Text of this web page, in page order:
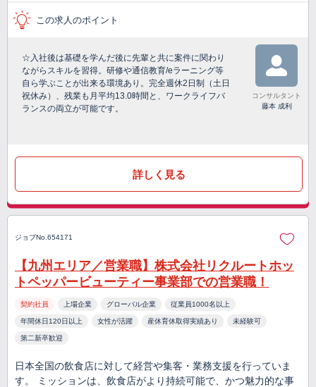
この求人のポイント
☆入社後は基礎を学んだ後に先輩と共に案件に関わり
ながらスキルを習得。研修や通信教育/eラーニング等
自ら学ぶことが出来る環境あり。完全週休2日制（土日
祝休み）、残業も月平均13.0時間と、ワークライフバ
ランスの両立が可能です。
コンサルタント
藤本 成利
詳しく見る
ジョブNo.654171
【九州エリア／営業職】株式会社リクルートホッ
トペッパービューティー事業部での営業職！
契約社員 上場企業 グローバル企業 従業員1000名以上
年間休日120日以上 女性が活躍 産休育休取得実績あり 未経験可
第二新卒歓迎
日本全国の飲食店に対して経営や集客・業務支援を行っていま
す。 ミッションは、飲食店がより持続可能で、かつ魅力的な事